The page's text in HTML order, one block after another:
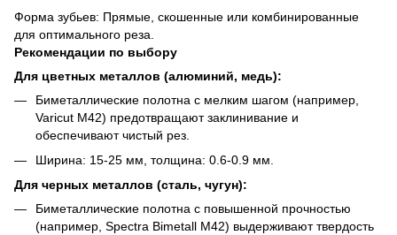
Форма зубьев: Прямые, скошенные или комбинированные
для оптимального реза.
Рекомендации по выбору
Для цветных металлов (алюминий, медь):
Биметаллические полотна с мелким шагом (например,
Varicut M42) предотвращают заклинивание и
обеспечивают чистый рез.
Ширина: 15-25 мм, толщина: 0.6-0.9 мм.
Для черных металлов (сталь, чугун):
Биметаллические полотна с повышенной прочностью
(например, Spectra Bimetall M42) выдерживают твердость